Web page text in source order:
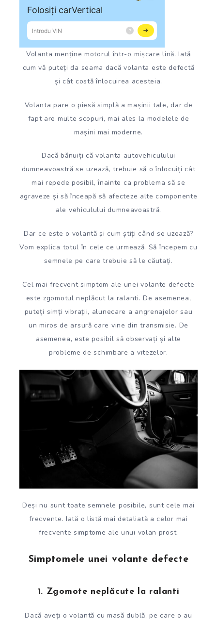
Volanta menține motorul într-o mișcare lină. Iată
cum vă puteți da seama dacă volanta este defectă
și cât costă înlocuirea acesteia.
Volanta pare o piesă simplă a mașinii tale, dar de
fapt are multe scopuri, mai ales la modelele de
mașini mai moderne.
Dacă bănuiți că volanta autovehiculului
dumneavoastră se uzează, trebuie să o înlocuiți cât
mai repede posibil, înainte ca problema să se
agraveze și să înceapă să afecteze alte componente
ale vehiculului dumneavoastră.
Dar ce este o volantă și cum știți când se uzează?
Vom explica totul în cele ce urmează. Să începem cu
semnele pe care trebuie să le căutați.
Cel mai frecvent simptom ale unei volante defecte
este zgomotul neplăcut la ralanti. De asemenea,
puteți simți vibrații, alunecare a angrenajelor sau
un miros de arsură care vine din transmisie. De
asemenea, este posibil să observați și alte
probleme de schimbare a vitezelor.
Deși nu sunt toate semnele posibile, sunt cele mai
frecvente. Iată o listă mai detaliată a celor mai
frecvente simptome ale unui volan prost.
Simptomele unei volante defecte
1. Zgomote neplăcute la ralanti
Dacă aveți o volantă cu masă dublă, pe care o au